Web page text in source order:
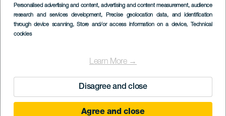
Personalised advertising and content, advertising and content measurement, audience
research and services development, Precise geolocation data, and identification
through device scanning, Store and/or access information on a device, Technical
cookies
Learn More →
Disagree and close
Agree and close
Imagen
Listado